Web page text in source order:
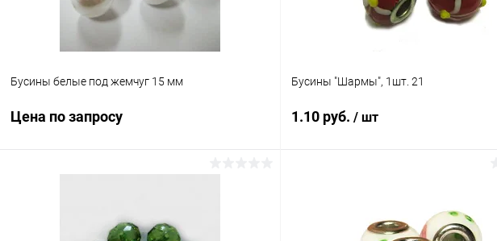
Бусины белые под жемчуг 15 мм
Цена по запросу
Сравнение
Бусины "Шармы", 1шт. 21
1.10 руб. / шт
Купить в 1 клик Сравнение